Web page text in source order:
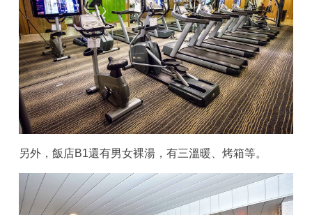
另外，飯店B1還有男女裸湯，有三溫暖、烤箱等。